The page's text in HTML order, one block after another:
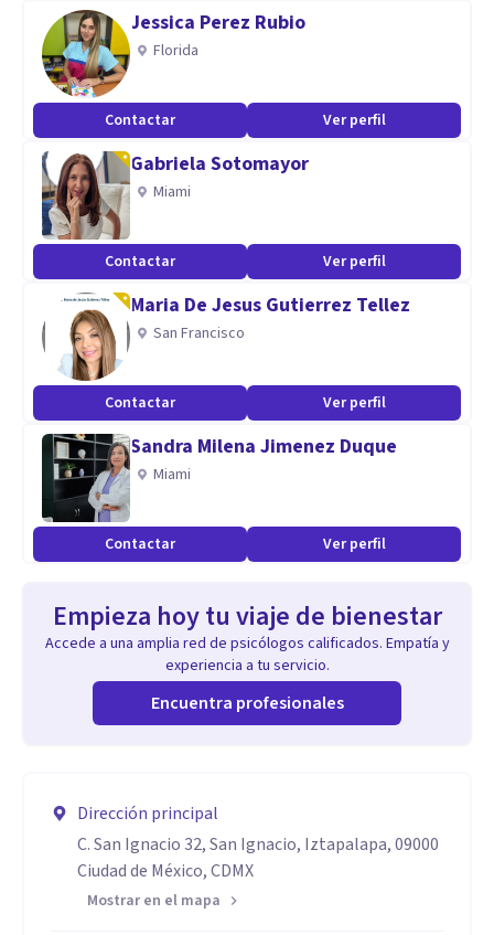
Jessica Perez Rubio
Florida
Contactar Ver perfil
Gabriela Sotomayor
Miami
Contactar Ver perfil
Maria De Jesus Gutierrez Tellez
San Francisco
Contactar Ver perfil
Sandra Milena Jimenez Duque
Miami
Contactar Ver perfil
Empieza hoy tu viaje de bienestar
Accede a una amplia red de psicólogos calificados. Empatía y
experiencia a tu servicio.
Encuentra profesionales
Dirección principal
C. San Ignacio 32, San Ignacio, Iztapalapa, 09000
Ciudad de México, CDMX
Mostrar en el mapa